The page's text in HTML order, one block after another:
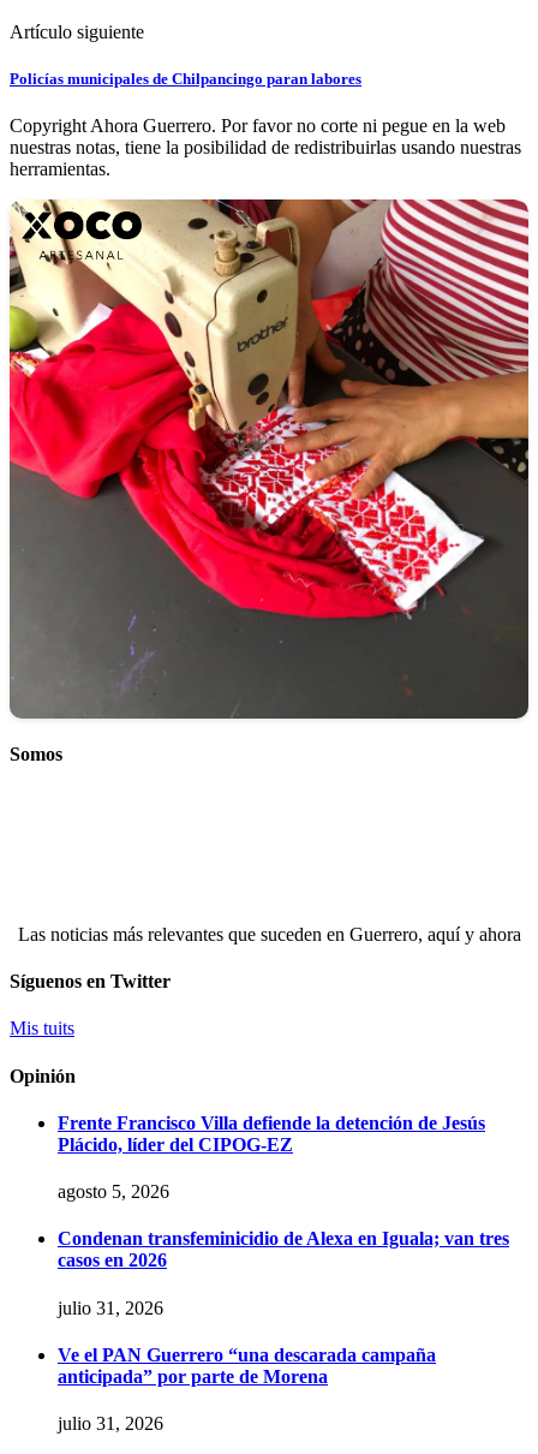
Artículo siguiente
Policías municipales de Chilpancingo paran labores
Copyright Ahora Guerrero. Por favor no corte ni pegue en la web
nuestras notas, tiene la posibilidad de redistribuirlas usando nuestras
herramientas.
Somos
Las noticias más relevantes que suceden en Guerrero, aquí y ahora
Síguenos en Twitter
Mis tuits
Opinión
Frente Francisco Villa defiende la detención de Jesús
Plácido, líder del CIPOG-EZ
agosto 5, 2026
Condenan transfeminicidio de Alexa en Iguala; van tres
casos en 2026
julio 31, 2026
Ve el PAN Guerrero “una descarada campaña
anticipada” por parte de Morena
julio 31, 2026